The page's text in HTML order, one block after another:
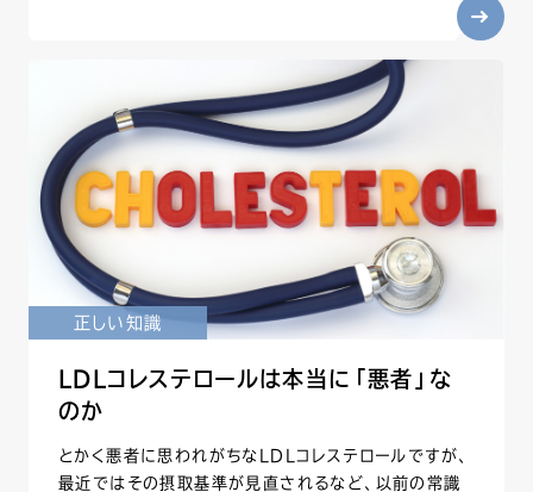
正しい知識
LDLコレステロールは本当に「悪者」な
のか
とかく悪者に思われがちなLDLコレステロールですが、
最近ではその摂取基準が見直されるなど、以前の常識